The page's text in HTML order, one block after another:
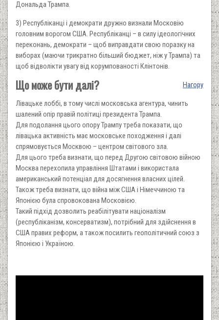
Дональда Трампа.
3) Республіканці і демократи дружно визнали Московію
головним ворогом США. Республіканці – в силу ідеологічних
переконань, демократи – щоб виправдати свою поразку на
виборах (маючи трикратно більший бюджет, ніж у Трампа) та
щоб відволікти увагу від корумпованості Клінтонів.
Нагору
Що може бути далі?
Лівацьке лоббі, в тому числі московська агентура, чинить
шалений опір правій політиці президента Трампа.
Для подолання цього опору Трампу треба показати, що
лівацька активність має московське походження і далі
спрямовується Москвою – центром світового зла.
Для цього треба визнати, що перед Другою світовою війною
Москва перехопила управління Штатами і використала
американський потенціал для досягнення власних цілей.
Також треба визнати, що війна між США і Німеччиною та
Японією була спровокована Московією.
Такий підхід дозволить реабілітувати націоналізм
(республіканізм, консерватизм), потрібний для здійснення в
США правих реформ, а також посилить геополітичний союз з
Японією і Україною.